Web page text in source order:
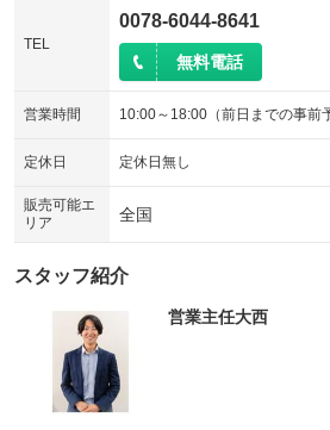
TEL
0078-6044-8641
無料電話
営業時間 10:00～18:00（前日までの事前
定休日 定休日無し
販売可能エ
リア
全国
スタッフ紹介
営業主任大西